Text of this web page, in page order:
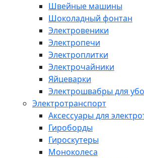
Швейные машины
Шоколадный фонтан
Электровеники
Электропечи
Электроплитки
Электрочайники
Яйцеварки
Электрошвабры для
Электротранспорт
Аксессуары для
Гироборды
Гироскутеры
Моноколеса